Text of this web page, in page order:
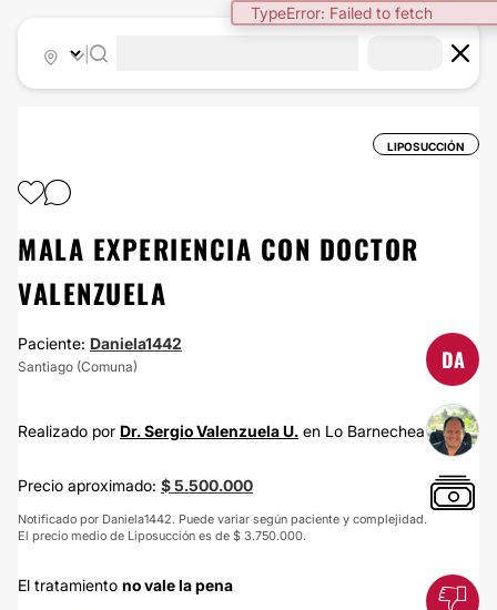
TypeError: Failed to fetch
LIPOSUCCIÓN
MALA EXPERIENCIA CON DOCTOR
VALENZUELA
Paciente: Daniela1442
Santiago (Comuna) DA
Realizado por Dr. Sergio Valenzuela U. en Lo Barnechea
Precio aproximado: $ 5.500.000
Notificado por Daniela1442. Puede variar según paciente y complejidad.
El precio medio de Liposucción es de $ 3.750.000.
El tratamiento no vale la pena